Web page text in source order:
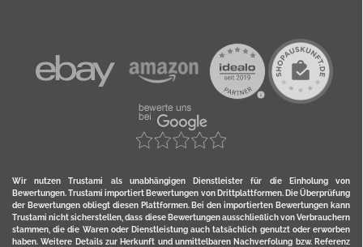
Wir nutzen Trustami als unabhängigen Dienstleister für die Einholung von
Bewertungen. Trustami importiert Bewertungen von Drittplattformen. Die Überprüfung
der Bewertungen obliegt diesen Plattformen. Bei den importierten Bewertungen kann
Trustami nicht sicherstellen, dass diese Bewertungen ausschließlich von Verbrauchern
stammen, die die Waren oder Dienstleistung auch tatsächlich genutzt oder erworben
haben. Weitere Details zur Herkunft und unmittelbaren Nachverfolung bzw. Referenz